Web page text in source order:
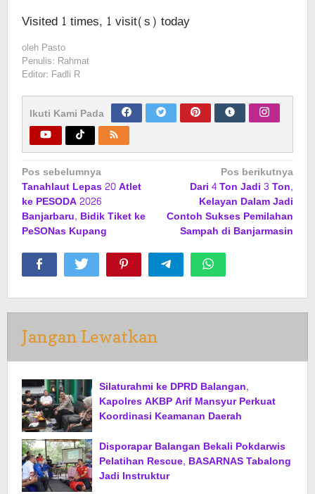
Visited 1 times, 1 visit(s) today
oleh Pasto
Penulis: Rahmat
Editor: Fadli R
Ikuti Kami Pada
Navigasi
pos
Pos sebelumnya
Tanahlaut Lepas 20 Atlet
ke PESODA 2026
Banjarbaru, Bidik Tiket ke
PeSONas Kupang
Pos berikutnya
Dari 4 Ton Jadi 3 Ton,
Kelayan Dalam Jadi
Contoh Sukses Pemilahan
Sampah di Banjarmasin
Jangan Lewatkan
Silaturahmi ke DPRD Balangan,
Kapolres AKBP Arif Mansyur Perkuat
Koordinasi Keamanan Daerah
Disporapar Balangan Bekali Pokdarwis
Pelatihan Rescue, BASARNAS Tabalong
Jadi Instruktur